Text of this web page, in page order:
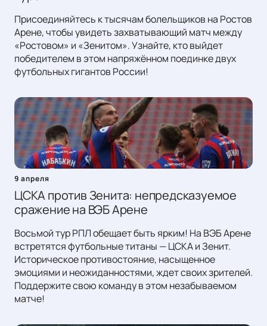
Присоединяйтесь к тысячам болельщиков на Ростов
Арене, чтобы увидеть захватывающий матч между
«Ростовом» и «Зенитом». Узнайте, кто выйдет
победителем в этом напряжённом поединке двух
футбольных гигантов России!
9 апреля
ЦСКА против Зенита: непредсказуемое
сражение на ВЭБ Арене
Восьмой тур РПЛ обещает быть ярким! На ВЭБ Арене
встретятся футбольные титаны — ЦСКА и Зенит.
Историческое противостояние, насыщенное
эмоциями и неожиданностями, ждет своих зрителей.
Поддержите свою команду в этом незабываемом
матче!